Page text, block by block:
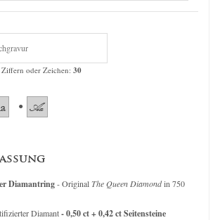
oder Zeichen: 30
Diamantring- OriginalThe Queen Diamondin 750
Diamant- 0,50 ct + 0,42 ct Seitensteine